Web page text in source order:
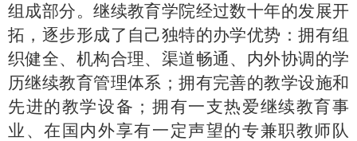
组成部分。继续教育学院经过数十年的发展开
拓，逐步形成了自己独特的办学优势：拥有组
织健全、机构合理、渠道畅通、内外协调的学
历继续教育管理体系；拥有完善的教学设施和
先进的教学设备；拥有一支热爱继续教育事
业、在国内外享有一定声望的专兼职教师队